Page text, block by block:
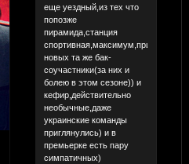
еще уездный,из тех что
попозже
пирамида,станция
спортивная,максимум,прима,из
новых та же бак-
соучастники(за них и
болею в этом сезоне)) и
кефир,действительно
необычные,даже
украинские команды
приглянулись) и в
премьерке есть пару
симпатичных)